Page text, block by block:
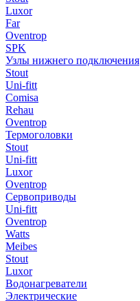
Luxor
Far
Oventrop
SPK
Узлы нижнего подключения
Stout
Uni-fitt
Comisa
Rehau
Oventrop
Термоголовки
Stout
Uni-fitt
Luxor
Oventrop
Сервоприводы
Uni-fitt
Oventrop
Watts
Meibes
Stout
Luxor
Водонагреватели
Электрические